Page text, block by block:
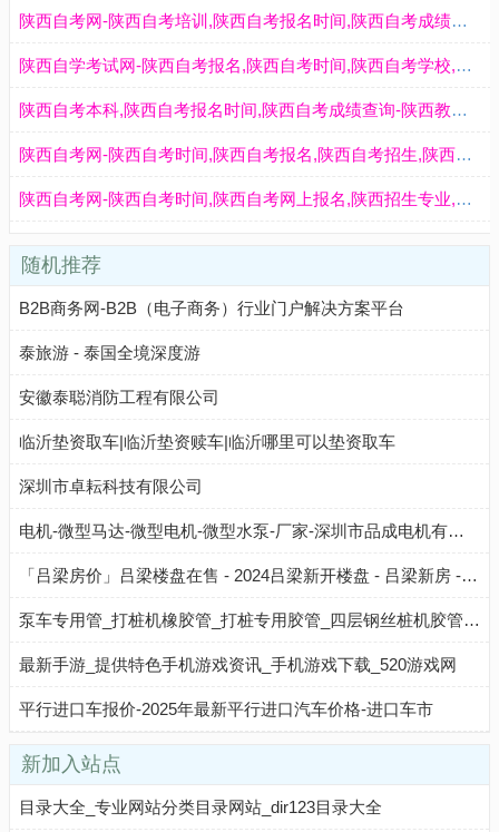
陕西自考网-陕西自考培训,陕西自考报名时间,陕西自考成绩查询,陕西自考本科报名官网入口
陕西自学考试网-陕西自考报名,陕西自考时间,陕西自考学校,陕西自考招生,陕西自考准考证打印,陕西自考成绩查询
陕西自考本科,陕西自考报名时间,陕西自考成绩查询-陕西教育信息网
陕西自考网-陕西自考时间,陕西自考报名,陕西自考招生,陕西自考培训,陕西自考学院,陕西自考成绩查询
陕西自考网-陕西自考时间,陕西自考网上报名,陕西招生专业,陕西自考成绩查询,陕西自考报名网站
随机推荐
B2B商务网-B2B（电子商务）行业门户解决方案平台
泰旅游 - 泰国全境深度游
安徽泰聪消防工程有限公司
临沂垫资取车|临沂垫资赎车|临沂哪里可以垫资取车
深圳市卓耘科技有限公司
电机-微型马达-微型电机-微型水泵-厂家-深圳市品成电机有限公司
「吕梁房价」吕梁楼盘在售 - 2024吕梁新开楼盘 - 吕梁新房 - 吕梁买房网
泵车专用管_打桩机橡胶管_打桩专用胶管_四层钢丝桩机胶管_泵车末端胶管-山东聊城汇金打桩机橡胶管价格
最新手游_提供特色手机游戏资讯_手机游戏下载_520游戏网
平行进口车报价-2025年最新平行进口汽车价格-进口车市
新加入站点
目录大全_专业网站分类目录网站_dir123目录大全